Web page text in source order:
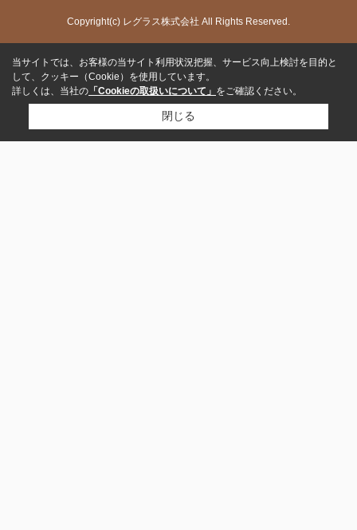
Copyright(c) レグラス株式会社 All Rights Reserved.
当サイトでは、お客様の当サイト利用状況把握、サービス向上検討を目的と
して、クッキー（Cookie）を使用しています。
詳しくは、当社の 「Cookieの取扱いについて」 をご確認ください。
閉じる